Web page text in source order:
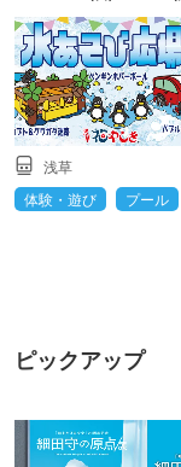
浅草
体験・遊び
プール
ピックアップ